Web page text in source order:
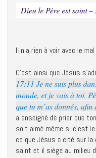
Dieu le Père est saint
Il n’a rien à voir avec le
C’est ainsi que Jésus
17:11 Je ne suis plus
monde, et je vais à toi.
que tu m’as donnés, afin
a enseigné de prier que
soit aimé même si c’est
ce que Jésus a cité sur
saint et il siège au milieu